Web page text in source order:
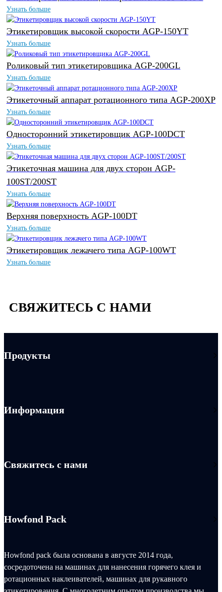
Узнать больше
Этикетировщик высокой скорости AGP-150YT
Узнать больше
Роликовый тип этикетировщика AGP-200GL
Узнать больше
Этикеточный аппарат ротационного типа AGP-200XP
Узнать больше
Односторонний этикетировщик AGP-100DCT
Узнать больше
Этикеточная машина для двух сторон AGP-
100ST/200ST
Узнать больше
Верхняя поверхность AGP-100DT
Узнать больше
Этикетировщик лежачего типа AGP-100WT
Узнать больше
СВЯЖИТЕСЬ С НАМИ
Продукты
Информация
Свяжитесь с нами
Howfond Pack
Howfond pack была основана в августе 2014 года,
сосредоточена на машинах для нанесения горячего клея и
ротационных наклеивателей, машинах для рукавного